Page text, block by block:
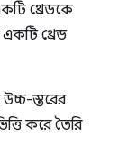
থ্রেডকে
থ্রেড
স্তরের
করে তৈরি